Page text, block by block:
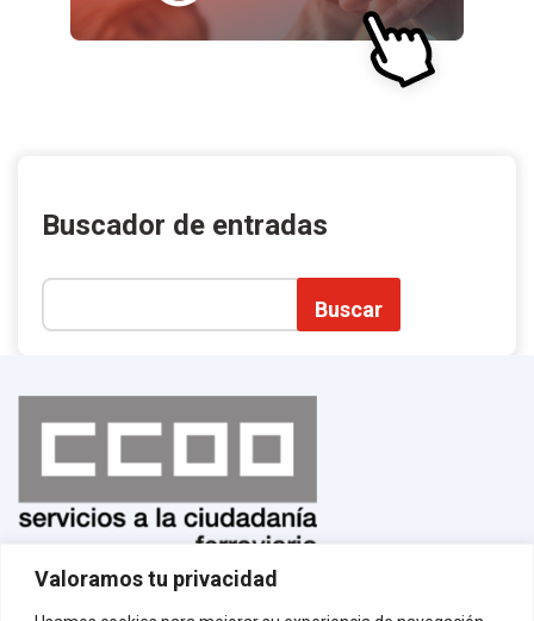
Valoramos tu privacidad
Buscador de entradas
Buscar
Normas de uso